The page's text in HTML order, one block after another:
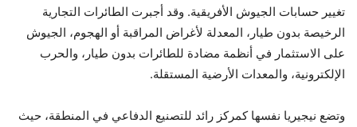
تغيير حسابات الجيوش الأفريقية. وقد أجبرت الطائرات التجارية
الرخيصة بدون طيار، المعدلة لأغراض المراقبة أو الهجوم، الجيوش
على الاستثمار في أنظمة مضادة للطائرات بدون طيار، والحرب
الإلكترونية، والمعدات الأرضية المستقلة.
وتضع نيجيريا نفسها كمركز رائد للتصنيع الدفاعي في المنطقة، حيث